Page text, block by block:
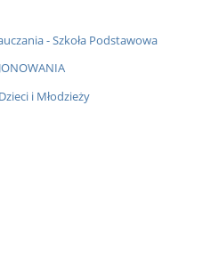
- Szkoła Podstawowa
i Młodzieży